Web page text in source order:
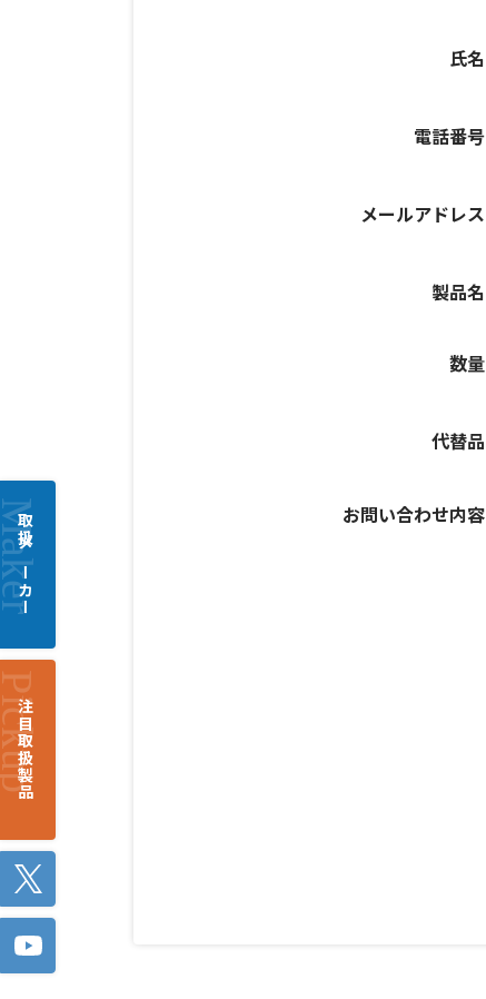
氏名
電話番号
メールアドレス
製品名
数量
代替品
お問い合わせ内容
取扱メーカー
注目取扱製品